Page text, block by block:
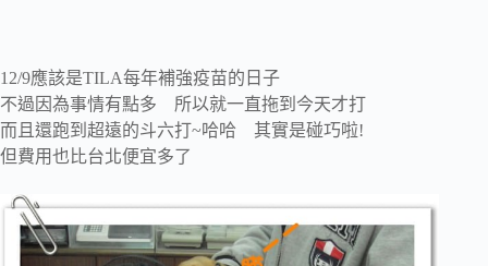
12/9應該是TILA每年補強疫苗的日子
不過因為事情有點多 所以就一直拖到今天才打
而且還跑到超遠的斗六打~哈哈 其實是碰巧啦!
但費用也比台北便宜多了